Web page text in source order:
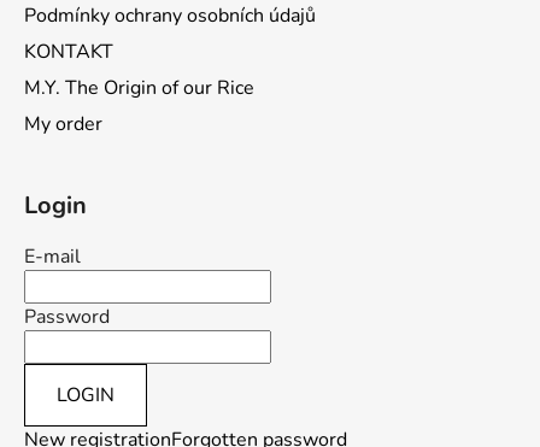
Podmínky ochrany osobních údajů
KONTAKT
M.Y. The Origin of our Rice
My order
Login
E-mail
Password
LOGIN
New registrationForgotten password